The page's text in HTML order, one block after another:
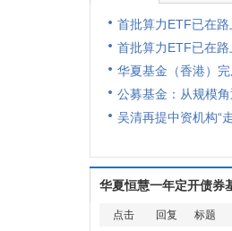
首批算力ETF已在
首批算力ETF已在
华夏基金（香港）
公募基金：从规模
吴清再提中资机构“
华夏恒慧一年定开债券
点击 回复 标题